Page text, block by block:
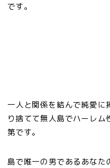
です。
一人と関係を結んで純愛に
り捨てて無人島でハーレ
第です。
島で唯一の男であるあなた